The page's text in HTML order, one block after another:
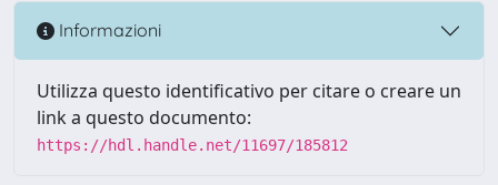
Informazioni
Utilizza questo identificativo per citare o creare un
link a questo documento:
https://hdl.handle.net/11697/185812